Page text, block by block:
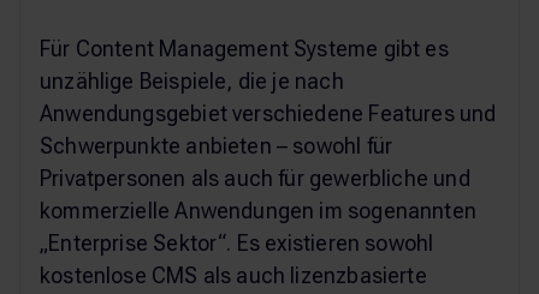
Für Content Management Systeme gibt es
unzählige Beispiele, die je nach
Anwendungsgebiet verschiedene Features und
Schwerpunkte anbieten – sowohl für
Privatpersonen als auch für gewerbliche und
kommerzielle Anwendungen im sogenannten
„Enterprise Sektor“. Es existieren sowohl
kostenlose CMS als auch lizenzbasierte